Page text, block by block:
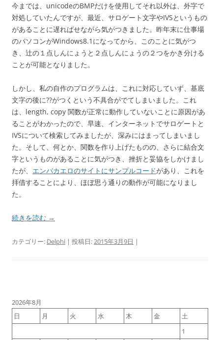
今までは、unicodeのBMPだけを使用してそれ以外は、外字で
対処していたんですが、最近、サロゲート文字やIVSというもの
があることに遅ればせながら気がつきました。昨年末に仕事場
のパソコンがWindows8.1になってから、このことに気がつ
き、辻の１点しんにょうと２点しんにょうの２つをかき分ける
ことが可能となりました。
しかし、私の自作のプログラムは、これに対応していず、基底
文字の後に??がつくという不具合がでてしまいました。これ
は、length, copy 関数が正常に動作していないことに原因があ
ることがわかったので、早速、インターネットでサロゲートと
IVSについて検索してみましたが、深みにはまってしまいまし
た。そして、何とか、関数を作り上げたものの、さらに結合文
字というものがあることに気がつき、挫折と妥協をしかけまし
たが、 エンバカエロのサイトにサンプルコードがあり、これを
拝借することにより、ほぼ思う通りの動作が可能になりまし
た。
続きを読む →
カテゴリー: Delphi | 投稿日:2015年3月9日 |
2026年8月
日
月 火 水 木 金
土
1